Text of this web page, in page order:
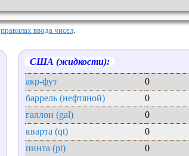
правилах ввода чисел.
США (жидкости):
акр-фут
0
баррель (нефтяной)
0
галлон (gal)
0
кварта (qt)
0
пинта (pt)
0